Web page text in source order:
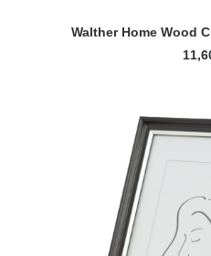
LISÄÄ
Walther Home Wood